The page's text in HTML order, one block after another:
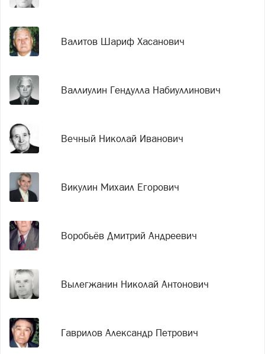
Валитов Шариф Хасанович
Валлиулин Гендулла Набиуллинович
Вечный Николай Иванович
Викулин Михаил Егорович
Воробьёв Дмитрий Андреевич
Вылегжанин Николай Антонович
Гаврилов Александр Петрович